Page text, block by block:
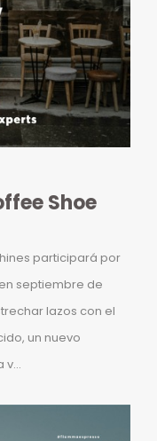
Shoe
participará por
septiembre de
lazos con el
un nuevo
v...